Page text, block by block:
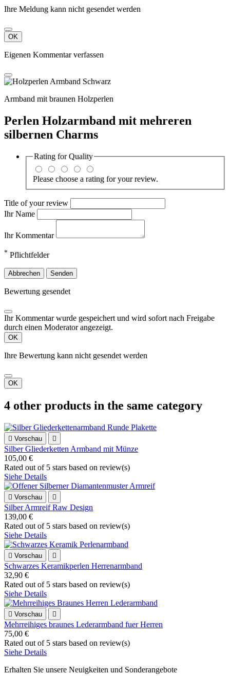
Ihre Meldung kann nicht gesendet werden
OK
Eigenen Kommentar verfassen
Armband mit braunen Holzperlen
Perlen Holzarmband mit mehreren
silbernen Charms
Rating forQuality
Please choose a rating for your review.
Title of your review
Ihr Name
Ihr Kommentar
* Pflichtfelder
Abbrechen Senden
Bewertung gesendet
Ihr Kommentar wurde gespeichert und wird sofort nach Freigabe
durch einen Moderator angezeigt.
OK
Ihre Bewertung kann nicht gesendet werden
OK
4 other products in the same category
 Vorschau 
Silber Gliederketten Armband mit Münze
105,00 €
Rated out of 5 stars based on review(s)
Siehe Details
 Vorschau 
Silber Armreif Raw Design
139,00 €
Rated out of 5 stars based on review(s)
Siehe Details
 Vorschau 
Schwarzes Keramikperlen Herrenarmband
32,90 €
Rated out of 5 stars based on review(s)
Siehe Details
 Vorschau 
Mehrreihiges braunes Lederarmband fuer Herren
75,00 €
Rated out of 5 stars based on review(s)
Siehe Details
Erhalten Sie unsere Neuigkeiten und Sonderangebote